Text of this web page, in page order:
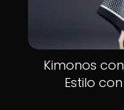
Kimonos
Estilo